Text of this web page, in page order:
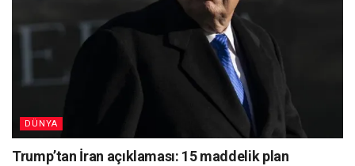
DÜNYA
Trump’tan İran açıklaması: 15 maddelik plan